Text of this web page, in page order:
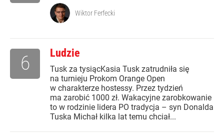
Wiktor Ferfecki
Ludzie
Tusk za tysiącKasia Tusk zatrudniła się
na turnieju Prokom Orange Open
w charakterze hostessy. Przez tydzień
ma zarobić 1000 zł. Wakacyjne zarobkowanie
to w rodzinie lidera PO tradycja – syn Donalda
Tuska Michał kilka lat temu chciał...
6